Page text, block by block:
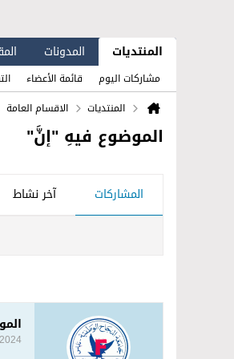
المنتديات المدونات
مشاركات اليوم قائمة الأعضاء
المنتديات
الاقسام العامة
الموضوع فيهِ "إنَّ"
المشاركات آخر نشاط
AM